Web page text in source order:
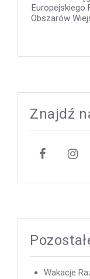
Europejskiego
Obszarów
Znajdź
Wakacje